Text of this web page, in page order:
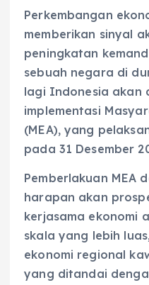
Perkembangan
memberikan sinyal
peningkatan
sebuah negara di
lagi Indonesia akan
implementasi
(MEA), yang
pada 31 Desember
Pemberlakuan MEA
harapan akan
kerjasama ekonomi
skala yang lebih
ekonomi regional
yang ditandai